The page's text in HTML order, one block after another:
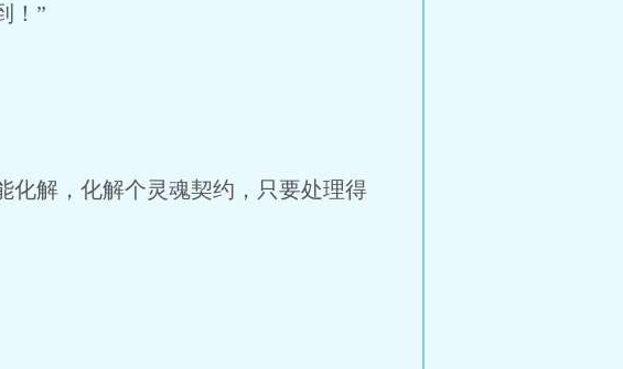
！”
解，化解个灵魂契约，只要处理得